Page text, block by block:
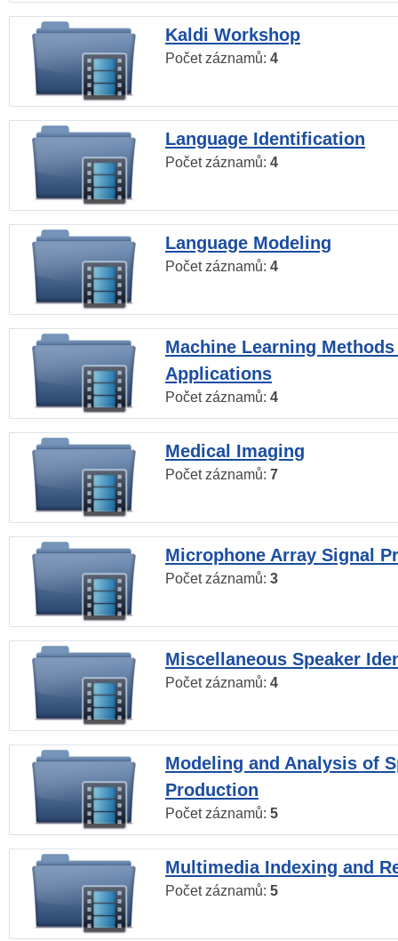
Kaldi Workshop
Počet záznamů: 4
Language Identification
Počet záznamů: 4
Language Modeling
Počet záznamů: 4
Machine Learning
Applications
Počet záznamů: 4
Medical Imaging
Počet záznamů: 7
Microphone Array Signal
Počet záznamů: 3
Miscellaneous Speaker
Počet záznamů: 4
Modeling and Analysis of
Production
Počet záznamů: 5
Multimedia Indexing and
Počet záznamů: 5